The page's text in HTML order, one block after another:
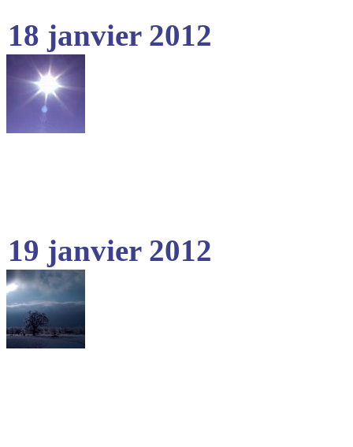
18 janvier 2012
19 janvier 2012